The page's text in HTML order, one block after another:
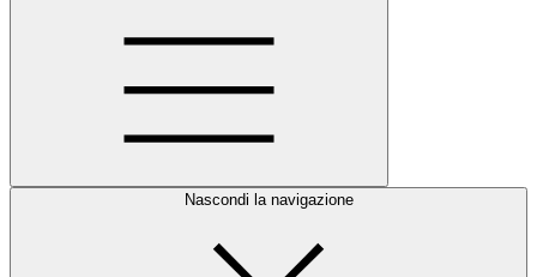
Nascondi la navigazione